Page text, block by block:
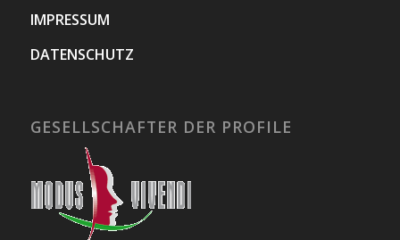
IMPRESSUM
DATENSCHUTZ
GESELLSCHAFTER DER PROFILE